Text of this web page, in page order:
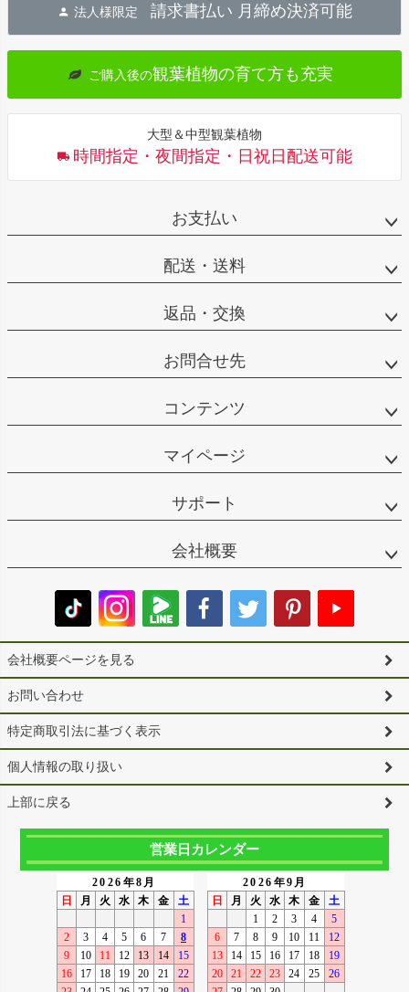
へ
法人様限定 請求書払い 月締め決済可能
ご購入後の観葉植物の育て方も充実
大型＆中型観葉植物
時間指定・夜間指定・日祝日配送可能
お支払い
配送・送料
返品・交換
お問合せ先
コンテンツ
マイページ
サポート
会社概要
会社概要ページを見る
お問い合わせ
特定商取引法に基づく表示
個人情報の取り扱い
上部に戻る
営業日カレンダー